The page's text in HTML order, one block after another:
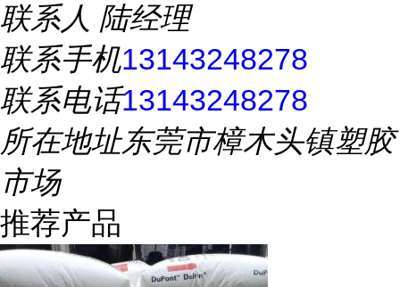
联系人 陆经理
联系手机13143248278
联系电话13143248278
所在地址东莞市樟木头镇塑胶
市场
推荐产品